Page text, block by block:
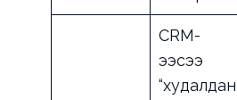
CRM-
ээсээ
“худалдан